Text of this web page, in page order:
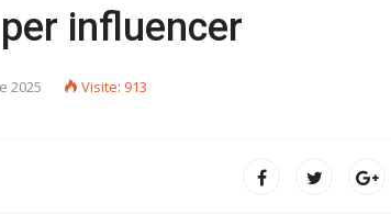
influencer
2025 Visite: 913